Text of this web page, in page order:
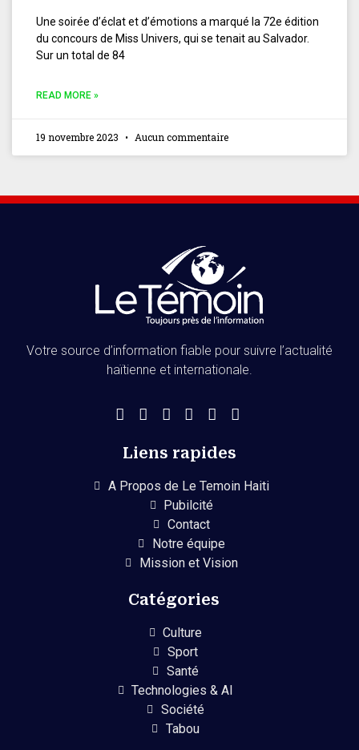
Une soirée d’éclat et d’émotions a marqué la 72e édition
du concours de Miss Univers, qui se tenait au Salvador.
Sur un total de 84
READ MORE »
19 novembre 2023 Aucun commentaire
Votre source d’information fiable pour suivre l’actualité
haïtienne et internationale.
Liens rapides
A Propos de Le Temoin Haiti
Pubilcité
Contact
Notre équipe
Mission et Vision
Catégories
Culture
Sport
Santé
Technologies & AI
Société
Tabou